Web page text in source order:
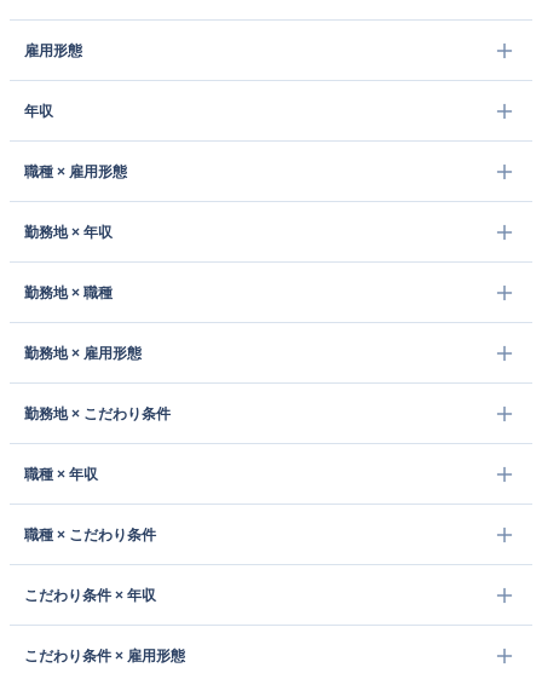
雇用形態
年収
職種 × 雇用形態
勤務地 × 年収
勤務地 × 職種
勤務地 × 雇用形態
勤務地 × こだわり条件
職種 × 年収
職種 × こだわり条件
こだわり条件 × 年収
こだわり条件 × 雇用形態